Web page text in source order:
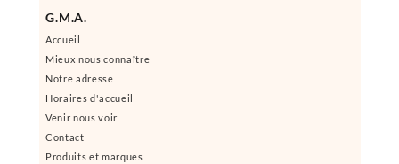
G.M.A.
Accueil
Mieux nous connaître
Notre adresse
Horaires d'accueil
Venir nous voir
Contact
Produits et marques